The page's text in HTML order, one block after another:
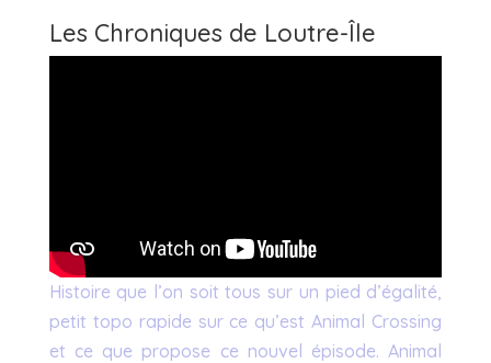
Les Chroniques de Loutre-Île
Histoire que l’on soit tous sur un pied d’égalité,
petit topo rapide sur ce qu’est Animal Crossing
et ce que propose ce nouvel épisode. Animal